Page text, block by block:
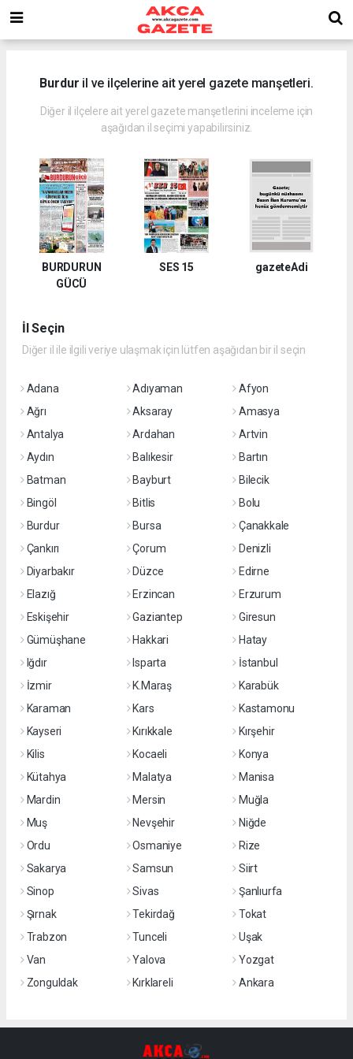
Burdur il ve ilçelerine ait yerel gazete manşetleri.
Diğer il ilçelere ait yerel gazete manşetlerini inceleme için
aşağıdan il seçimi yapabilirsiniz.
BURDURUN
GÜCÜ
SES 15 gazeteAdi
İl Seçin
Diğer il ile ilgili veriye ulaşmak için lütfen aşağıdan bir il seçin
Adana Adıyaman
Afyon
Ağrı
Aksaray
Amasya
Antalya
Ardahan
Artvin
Aydın
Balıkesir
Bartın
Batman
Bayburt
Bilecik
Bingöl
Bitlis
Bolu
Burdur
Bursa
Çanakkale
Çankırı
Çorum
Denizli
Diyarbakır
Düzce
Edirne
Elazığ
Erzincan
Erzurum
Eskişehir
Gaziantep
Giresun
Gümüşhane
Hakkari
Hatay
Iğdır
Isparta
İstanbul
İzmir
K.Maraş
Karabük
Karaman
Kars
Kastamonu
Kayseri
Kırıkkale
Kırşehir
Kilis
Kocaeli
Konya
Kütahya
Malatya
Manisa
Mardin
Mersin
Muğla
Muş
Nevşehir
Niğde
Ordu
Osmaniye
Rize
Sakarya
Samsun
Siirt
Sinop
Sivas
Şanlıurfa
Şırnak
Tekirdağ
Tokat
Trabzon
Tunceli
Uşak
Van
Yalova
Yozgat
Zonguldak
Kırklareli Ankara